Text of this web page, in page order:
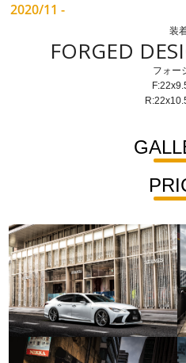
2020/11 -
装
FORGED
フォー